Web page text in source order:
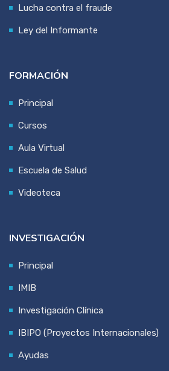
Lucha contra el fraude
Ley del Informante
FORMACIÓN
Principal
Cursos
Aula Virtual
Escuela de Salud
Videoteca
INVESTIGACIÓN
Principal
IMIB
Investigación Clínica
IBIPO (Proyectos Internacionales)
Ayudas